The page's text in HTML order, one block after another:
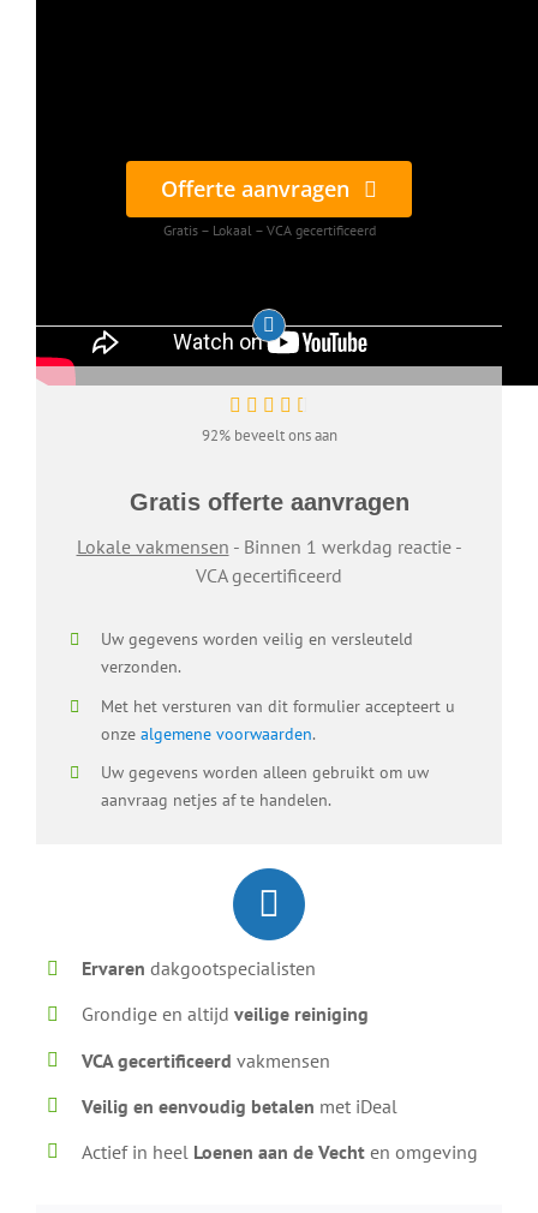
Offerte aanvragen
Gratis – Lokaal – VCA gecertificeerd
92% beveelt ons aan
Gratis offerte aanvragen
Lokale vakmensen - Binnen 1 werkdag reactie -
VCA gecertificeerd
Uw gegevens worden veilig en versleuteld
verzonden.
Met het versturen van dit formulier accepteert u
onze algemene voorwaarden.
Uw gegevens worden alleen gebruikt om uw
aanvraag netjes af te handelen.
Ervaren dakgootspecialisten
Grondige en altijdveilige reiniging
VCA gecertificeerdvakmensen
Veilig en eenvoudig betalen met iDeal
Actief in heel Loenen aan de Vecht en omgeving